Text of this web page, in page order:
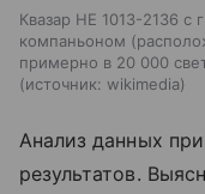
Квазар HE 1013-2136 с
компаньоном
примерно в 20 000
источник: wikimedia
Анализ данных
результатов.